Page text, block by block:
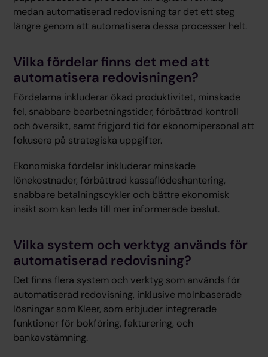
medan automatiserad redovisning tar det ett steg
längre genom att automatisera dessa processer helt.
Vilka fördelar finns det med att
automatisera redovisningen?
Fördelarna inkluderar ökad produktivitet, minskade
fel, snabbare bearbetningstider, förbättrad kontroll
och översikt, samt frigjord tid för ekonomipersonal att
fokusera på strategiska uppgifter.
Ekonomiska fördelar inkluderar minskade
lönekostnader, förbättrad kassaflödeshantering,
snabbare betalningscykler och bättre ekonomisk
insikt som kan leda till mer informerade beslut.
Vilka system och verktyg används för
automatiserad redovisning?
Det finns flera system och verktyg som används för
automatiserad redovisning, inklusive molnbaserade
lösningar som Kleer, som erbjuder integrerade
funktioner för bokföring, fakturering, och
bankavstämning.